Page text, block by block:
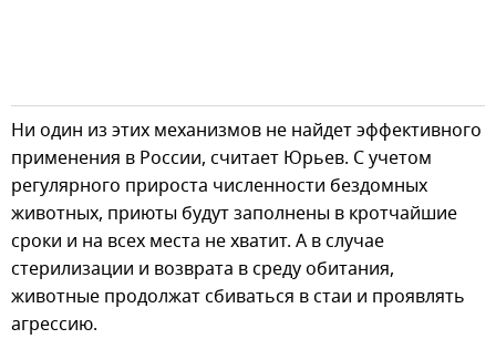
Ни один из этих механизмов не найдет эффективного
применения в России, считает Юрьев. С учетом
регулярного прироста численности бездомных
животных, приюты будут заполнены в кротчайшие
сроки и на всех места не хватит. А в случае
стерилизации и возврата в среду обитания,
животные продолжат сбиваться в стаи и проявлять
агрессию.